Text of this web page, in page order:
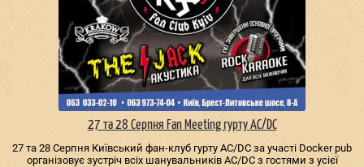
27 та 28 Серпня Fan Meeting гурту AC/DС
27 та 28 Серпня Київський фан-клуб гурту AC/DС за участі Docker pub
організовує зустріч всіх шанувальників AC/DС з гостями з усієї